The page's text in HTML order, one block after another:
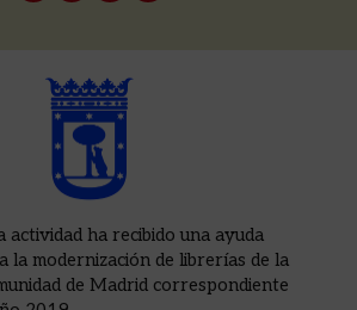
actividad ha recibido una ayuda
la modernización de librerías de la
de Madrid correspondiente